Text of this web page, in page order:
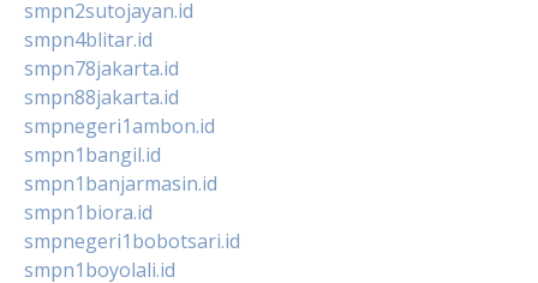
smpn2sutojayan.id
smpn4blitar.id
smpn78jakarta.id
smpn88jakarta.id
smpnegeri1ambon.id
smpn1bangil.id
smpn1banjarmasin.id
smpn1biora.id
smpnegeri1bobotsari.id
smpn1boyolali.id